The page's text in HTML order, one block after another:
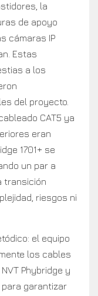
la
de apoyo
cámaras IP
Estas
a los
del proyecto.
CAT5 ya
eran
1701+ se
un par a
transición
riesgos ni
el equipo
los cables
Phybridge y
garantizar